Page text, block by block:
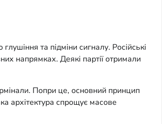
та підміни сигналу. Російські
напрямках. Деякі партії отримали
Попри це, основний принцип
архітектура спрощує масове